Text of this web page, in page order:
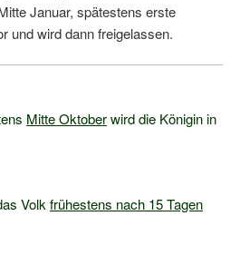
Januar, spätestens erste
und wird dann freigelassen.
Mitte Oktoberwird die Königin in
Volk frühestens nach 15 Tagen